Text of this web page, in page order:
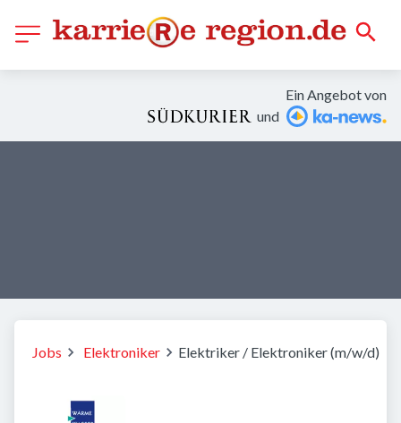
Ein Angebot von
und
Jobs Elektroniker Elektriker / Elektroniker (m/w/d)